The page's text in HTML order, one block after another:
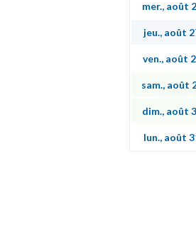
mer., août
jeu., août
ven., août
sam., août
dim., août
lun., août